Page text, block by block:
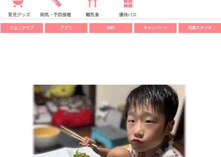
育児グッズ 病気・予防接種 離乳食 優待パス
ひよこクラブ アプリ SNS キャンペーン 写真スタジオ